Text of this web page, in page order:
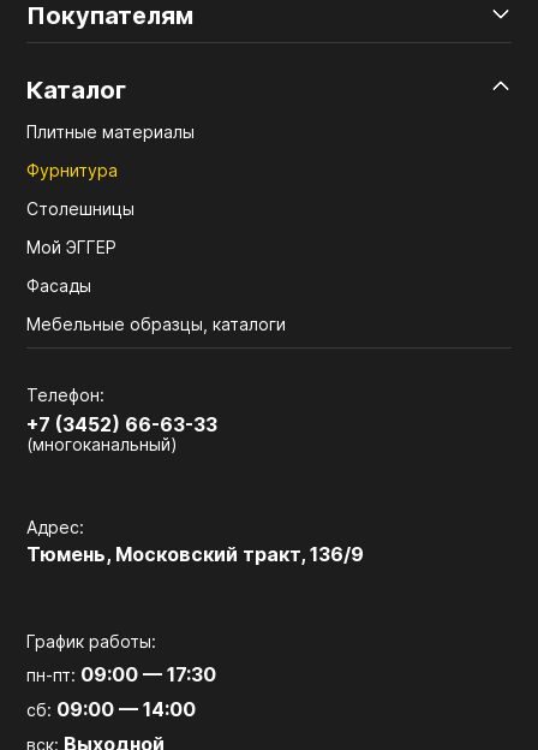
Покупателям
Каталог
Плитные материалы
Фурнитура
Столешницы
Мой ЭГГЕР
Фасады
Мебельные образцы, каталоги
Телефон:
+7 (3452) 66-63-33
(многоканальный)
Адрес:
Тюмень, Московский тракт, 136/9
График работы:
пн-пт: 09:00 — 17:30
сб: 09:00 — 14:00
вск: Выходной